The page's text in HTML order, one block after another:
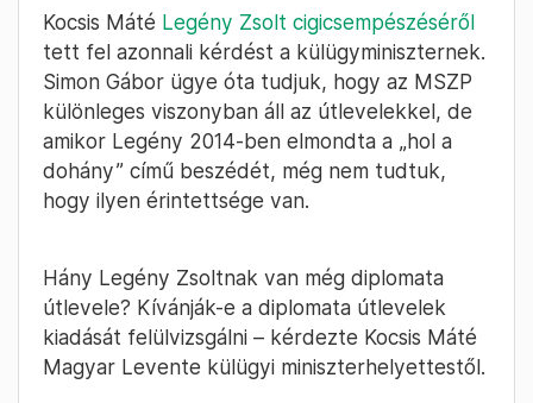
Kocsis Máté Legény Zsolt cigicsempészéséről
tett fel azonnali kérdést a külügyminiszternek.
Simon Gábor ügye óta tudjuk, hogy az MSZP
különleges viszonyban áll az útlevelekkel, de
amikor Legény 2014-ben elmondta a „hol a
dohány” című beszédét, még nem tudtuk,
hogy ilyen érintettsége van.
Hány Legény Zsoltnak van még diplomata
útlevele? Kívánják-e a diplomata útlevelek
kiadását felülvizsgálni – kérdezte Kocsis Máté
Magyar Levente külügyi miniszterhelyettestől.